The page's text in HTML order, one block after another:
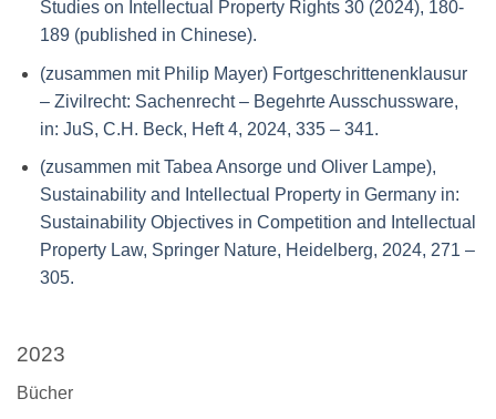
Studies on Intellectual Property Rights 30 (2024), 180-
189 (published in Chinese).
(zusammen mit Philip Mayer) Fortgeschrittenenklausur
– Zivilrecht: Sachenrecht – Begehrte Ausschussware,
in: JuS, C.H. Beck, Heft 4, 2024, 335 – 341.
(zusammen mit Tabea Ansorge und Oliver Lampe),
Sustainability and Intellectual Property in Germany in:
Sustainability Objectives in Competition and Intellectual
Property Law, Springer Nature, Heidelberg, 2024, 271 –
305.
2023
Bücher